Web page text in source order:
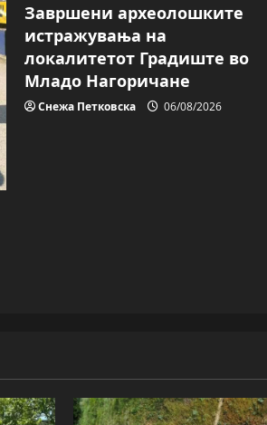
Завршени археолошките
истражувања на
локалитетот Градиште во
Младо Нагоричане
Снежа Петковска 06/08/2026